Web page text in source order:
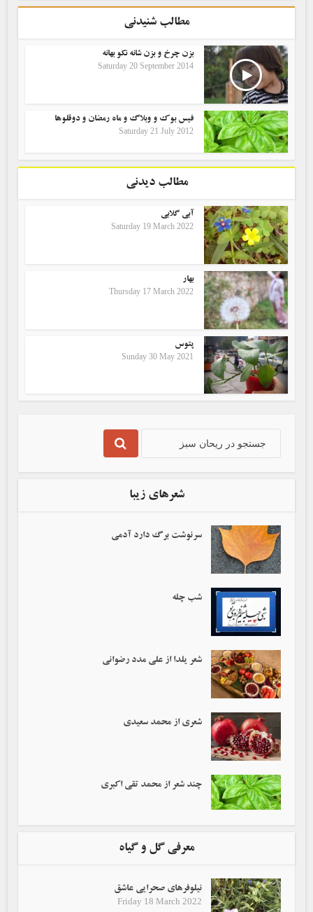
مطالب شنیدنی
بزن چرخ و بزن شانه نکو بهانه
Saturday 20 September 2014
فیس بوک و وبلاگ و ماه رمضان و دوقلوها
Saturday 21 July 2012
مطالب دیدنی
آبی گلابی
Saturday 19 March 2022
بهار
Thursday 17 March 2022
پتوس
Sunday 30 May 2021
شعرهای زیبا
سرنوشت برگ دارد آدمی‌
شب چله
شعر یلدا از علی مدد رضوانی
شعری از محمد سعیدی
چند شعر از محمد تقی اکبری
معرفی گل و گیاه
نیلوفرهای صحرایی عاشق
Friday 18 March 2022